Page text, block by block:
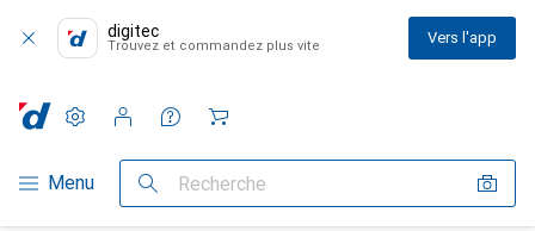
digitec
Trouvez et commandez plus vite Vers l'app
Navigation par catégorie
Menu Recherche
Paramètres
Compte client
Listes de comparaison
Listes d'envies
Panier